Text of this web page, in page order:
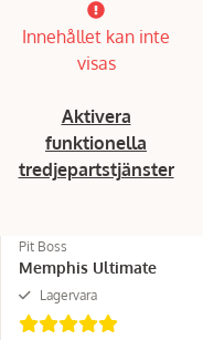
Innehållet kan inte
visas
Aktivera
funktionella
tredjepartstjänster
Pit Boss
Memphis Ultimate
Lagervara